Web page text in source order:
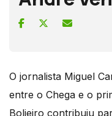
O jornalista Miguel
entre o Chega e o
Bolieiro contribuiu